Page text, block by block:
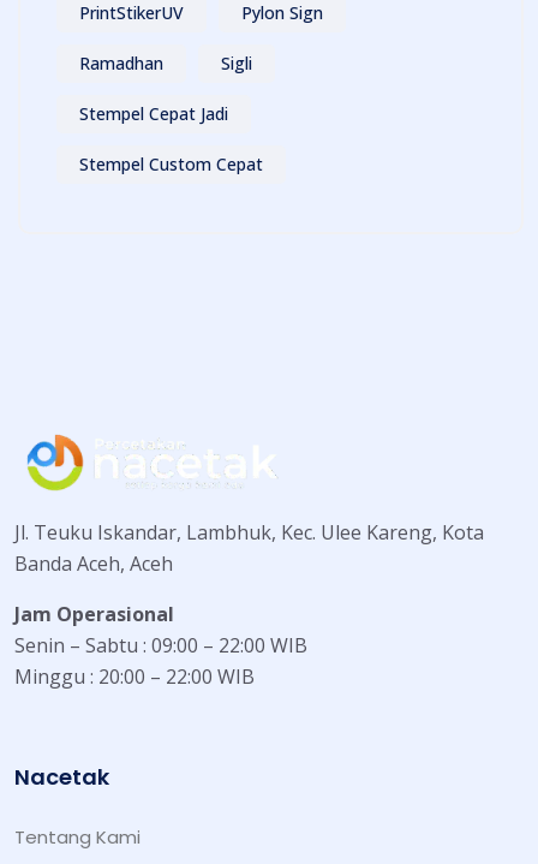
PrintStikerUV Pylon Sign
Ramadhan Sigli
Stempel Cepat Jadi
Stempel Custom Cepat
Jl. Teuku Iskandar, Lambhuk, Kec. Ulee Kareng, Kota
Banda Aceh, Aceh
Jam Operasional
Senin – Sabtu : 09:00 – 22:00 WIB
Minggu : 20:00 – 22:00 WIB
Nacetak
Tentang Kami